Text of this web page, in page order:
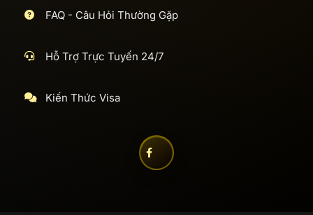
FAQ - Câu Hỏi Thường Gặp
Hỗ Trợ Trực Tuyến 24/7
Kiến Thức Visa